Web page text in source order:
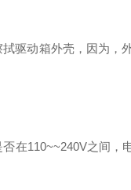
动箱外壳，因为，
110~~240V之间，